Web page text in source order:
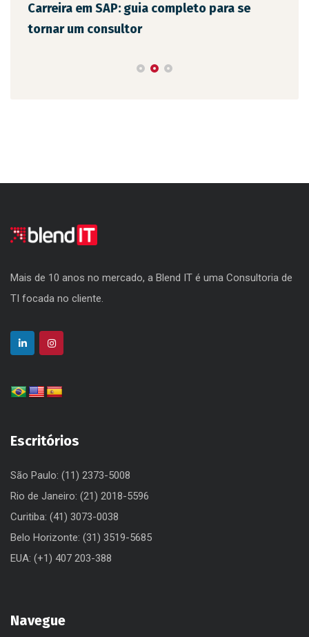
Carreira em SAP: guia completo para se
tornar um consultor
Mais de 10 anos no mercado, a Blend IT é uma Consultoria de
TI focada no cliente.
Escritórios
São Paulo: (11) 2373-5008
Rio de Janeiro: (21) 2018-5596
Curitiba: (41) 3073-0038
Belo Horizonte: (31) 3519-5685
EUA: (+1) 407 203-388
Navegue